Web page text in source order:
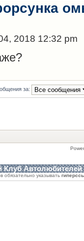
2018 12:32 pm
за:
Клуб Автолюбителей
обязательно указывать